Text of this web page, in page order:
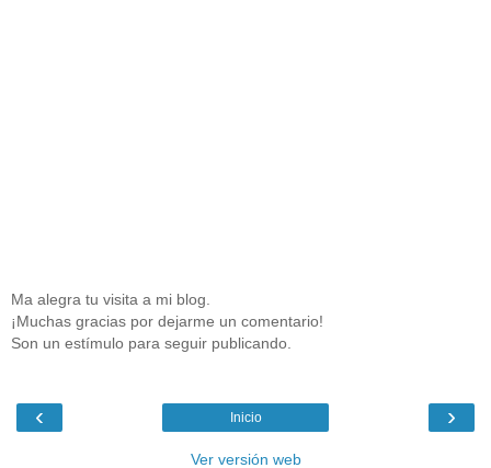
Ma alegra tu visita a mi blog.
¡Muchas gracias por dejarme un comentario!
Son un estímulo para seguir publicando.
‹ ›
Inicio
Ver versión web